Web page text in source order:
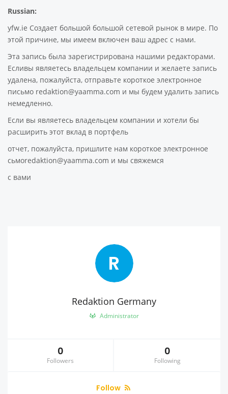
Russian:
yfw.ie Создает большой большой сетевой рынок в мире. По
этой причине, мы имеем включен ваш адрес с нами.
Эта запись была зарегистрирована нашими редакторами.
Есливы являетесь владельцем компании и желаете запись
удалена, пожалуйста, отправьте короткое электронное
письмо redaktion@yaamma.com и мы будем удалить запись
немедленно.
Если вы являетесь владельцем компании и хотели бы
расширить этот вклад в портфель
отчет, пожалуйста, пришлите нам короткое электронное
сьмоredaktion@yaamma.com и мы свяжемся
с вами
R
Redaktion Germany
Administrator
0
Followers
0
Following
Follow